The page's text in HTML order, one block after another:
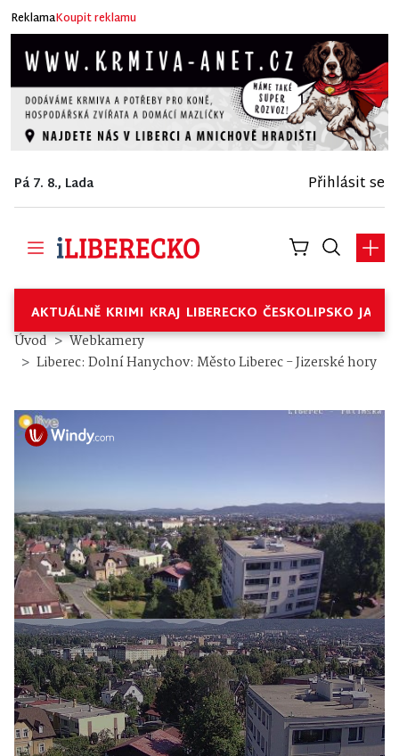
ReklamaKoupit reklamu
Pá 7. 8., Lada Přihlásit se
AKTUÁLNĚ KRIMI KRAJ LIBERECKO ČESKOLIPSKO
Úvod
Webkamery
Liberec: Dolní Hanychov: Město Liberec - Jizerské hory